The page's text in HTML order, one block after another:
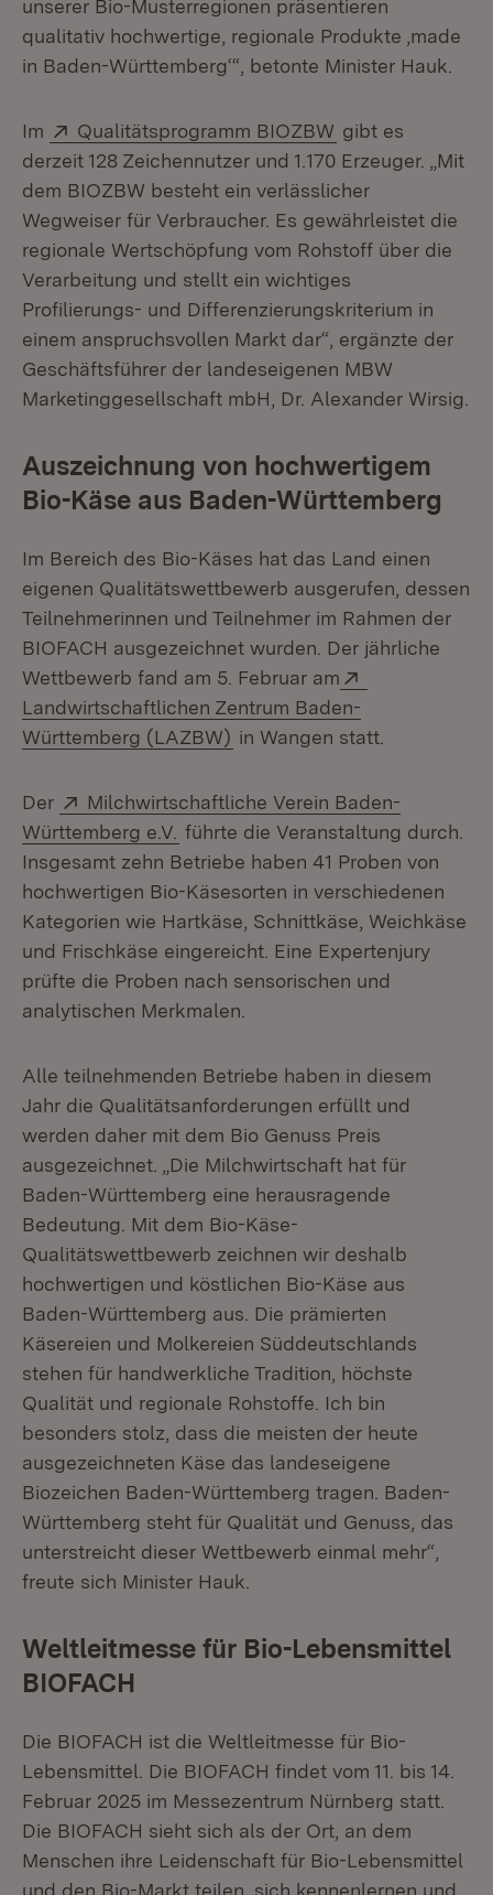
unserer Bio-Musterregionen präsentieren
qualitativ hochwertige, regionale Produkte ,made
in Baden-Württemberg‘“, betonte Minister Hauk.
Im Extern:
Qualitätsprogramm BIOZBW (Öffnet in
gibt es
derzeit 128 Zeichennutzer und 1.170 Erzeuger. „Mit
dem BIOZBW besteht ein verlässlicher
Wegweiser für Verbraucher. Es gewährleistet die
regionale Wertschöpfung vom Rohstoff über die
Verarbeitung und stellt ein wichtiges
Profilierungs- und Differenzierungskriterium in
einem anspruchsvollen Markt dar“, ergänzte der
Geschäftsführer der landeseigenen MBW
Marketinggesellschaft mbH, Dr. Alexander Wirsig.
Auszeichnung von hochwertigem
Bio-Käse aus Baden-Württemberg
Im Bereich des Bio-Käses hat das Land einen
eigenen Qualitätswettbewerb ausgerufen, dessen
Teilnehmerinnen und Teilnehmer im Rahmen der
BIOFACH ausgezeichnet wurden. Der jährliche
Wettbewerb fand am 5. Februar am
Landwirtschaftlichen Zentrum Baden-
Württemberg (LAZBW) (Öffnet in neuem Fenster)
in Wangen statt.
Der Extern:
Milchwirtschaftliche Verein Baden-
Württemberg e.V. (Öffnet in neuem Fenster)
führte die Veranstaltung durch.
Insgesamt zehn Betriebe haben 41 Proben von
hochwertigen Bio-Käsesorten in verschiedenen
Kategorien wie Hartkäse, Schnittkäse, Weichkäse
und Frischkäse eingereicht. Eine Expertenjury
prüfte die Proben nach sensorischen und
analytischen Merkmalen.
Alle teilnehmenden Betriebe haben in diesem
Jahr die Qualitätsanforderungen erfüllt und
werden daher mit dem Bio Genuss Preis
ausgezeichnet. „Die Milchwirtschaft hat für
Baden-Württemberg eine herausragende
Bedeutung. Mit dem Bio-Käse-
Qualitätswettbewerb zeichnen wir deshalb
hochwertigen und köstlichen Bio-Käse aus
Baden-Württemberg aus. Die prämierten
Käsereien und Molkereien Süddeutschlands
stehen für handwerkliche Tradition, höchste
Qualität und regionale Rohstoffe. Ich bin
besonders stolz, dass die meisten der heute
ausgezeichneten Käse das landeseigene
Biozeichen Baden-Württemberg tragen. Baden-
Württemberg steht für Qualität und Genuss, das
unterstreicht dieser Wettbewerb einmal mehr“,
freute sich Minister Hauk.
Weltleitmesse für Bio-Lebensmittel
BIOFACH
Die BIOFACH ist die Weltleitmesse für Bio-
Lebensmittel. Die BIOFACH findet vom 11. bis 14.
Februar 2025 im Messezentrum Nürnberg statt.
Die BIOFACH sieht sich als der Ort, an dem
Menschen ihre Leidenschaft für Bio-Lebensmittel
und den Bio-Markt teilen, sich kennenlernen und